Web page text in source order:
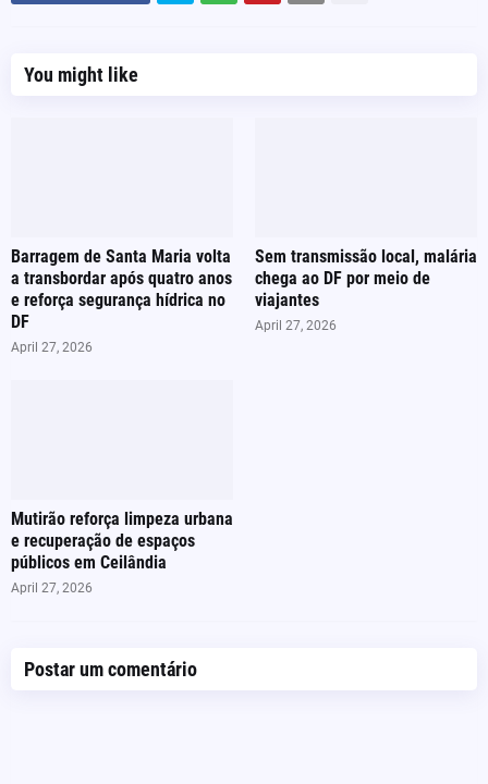
You might like
Barragem de Santa Maria volta
a transbordar após quatro anos
e reforça segurança hídrica no
DF
April 27, 2026
Sem transmissão local, malária
chega ao DF por meio de
viajantes
April 27, 2026
Mutirão reforça limpeza urbana
e recuperação de espaços
públicos em Ceilândia
April 27, 2026
Postar um comentário